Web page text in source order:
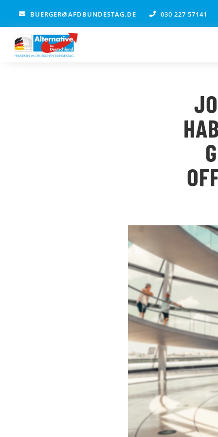
springen
BUERGER@AFDBUNDESTAG.DE 030 227 57141